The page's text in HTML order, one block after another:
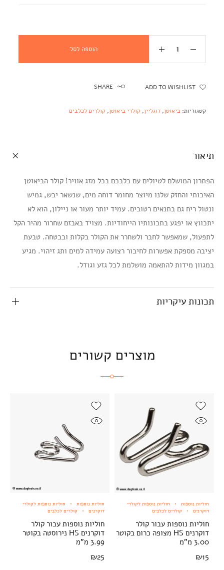
הוספה לסל
ADD TO WISHLIST
SHARE
קטגוריות:ביאוטן,דוגליין, קולרי ביאוטן, קולרים לכלבים
תיאור
הפתרון המושלם לטיולים עם כלבכם בכל מזג אוויר! קולר הביאוטן
האיכותי והחזק שלנו מיוצר מחומר דוחה מים, שנשאר יבש, גמיש
ונטול ריח גם בתנאים רטובים. עמיד יותר מעור או ניילון, הוא לא
יתכווץ או יפגע בתכונותיו הייחודיות. מצויד באבזם שחרור מהיר הקל
לתפעול, שמאפשר לחבר ולשחרר את הקולר בקלות ובבטחה. טבעת
יציבה מספקת אפשרות לחיבור רצועה עמידה למים ותג זיהוי. מגיע
במגוון מידות להתאמה מושלמת לכל גזע וגודל.
תכונות עיקריות
מוצרים קשורים
חוליות נוספות
חוליות נוספות לקולרי
דוקרנים
קולרים לכלבים
חוליות נוספות עבור קולר
דוקרנים HS מצופה כרום בקוטר
3.00 מ"מ
₪15
חוליות נוספות
חוליות נוספות לקולרי
דוקרנים
קולרים לכלבים
חוליות נוספות עבור קולר
דוקרנים HS נירוסטה בקוטר
3.99 מ"מ
₪25